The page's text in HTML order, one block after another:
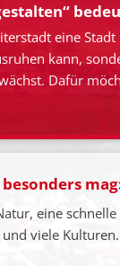
eine
kann,
Dafür
eine
viele Kulturen.